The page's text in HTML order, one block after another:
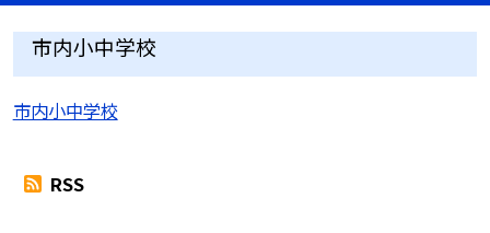
市内小中学校
市内小中学校
RSS